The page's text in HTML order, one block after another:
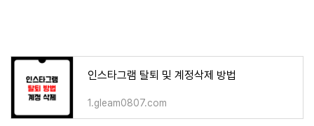
인스타그램 탈퇴 및 계정삭제 방법
1.gleam0807.com